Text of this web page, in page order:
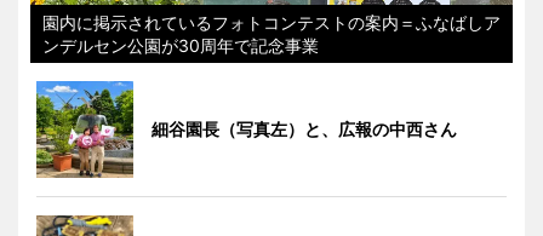
園内に掲示されているフォトコンテストの案内＝ふなばしア
ンデルセン公園が30周年で記念事業
細谷園長（写真左）と、広報の中西さん